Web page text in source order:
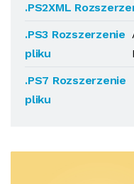
.PS2XML
.PS3 Rozszerzenie
pliku
.PS7 Rozszerzenie
pliku